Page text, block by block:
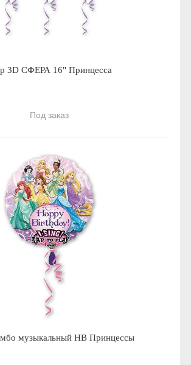
3D СФЕРА 16" Принцесса
Под заказ
музыкальный HB Принцессы